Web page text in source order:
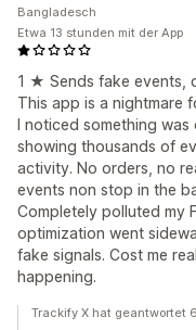
1 ★ Sends fake events,
This app is a nightmare
I noticed something
showing thousands of
activity. No orders, no
events non stop in the
Completely polluted my
optimization went
fake signals. Cost me
happening.
Bangladesch
Etwa 13 stunden mit der App
Trackify X hat geantwortet